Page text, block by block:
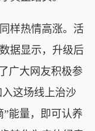
样热情高涨。活
据显示，升级后
广大网友积极参
这场线上治沙
能量，即可认养